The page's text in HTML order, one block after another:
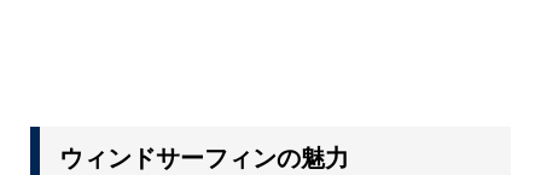
ウィンドサーフィンの魅力